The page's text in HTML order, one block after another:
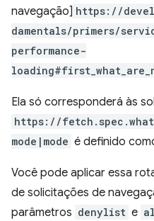
navegação] https://
damentals/primers/
performance-
Ela só corresponderá às
https://
mode|mode é definido
Você pode aplicar essa
de solicitações de
parâmetros denylist e